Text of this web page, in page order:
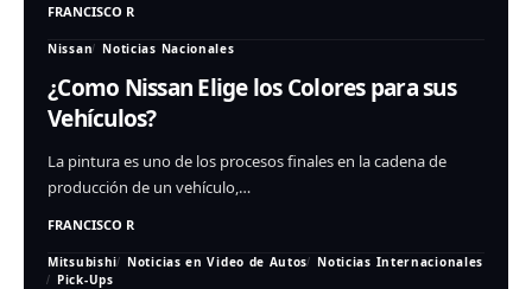
FRANCISCO R
Nissan Noticias Nacionales
¿Como Nissan Elige los Colores para sus
Vehículos?
La pintura es uno de los procesos finales en la cadena de
producción de un vehículo,…
FRANCISCO R
Mitsubishi Noticias en Video de Autos
Noticias Internacionales
Pick-Ups